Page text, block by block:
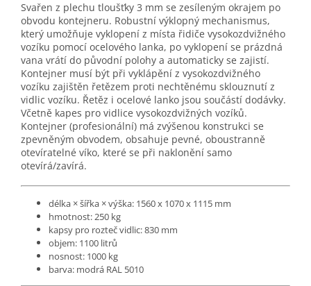
Svařen z plechu tloušťky 3 mm se zesíleným okrajem po
obvodu kontejneru. Robustní výklopný mechanismus,
který umožňuje vyklopení z místa řidiče vysokozdvižného
vozíku pomocí ocelového lanka, po vyklopení se prázdná
vana vrátí do původní polohy a automaticky se zajistí.
Kontejner musí být při vyklápění z vysokozdvižného
vozíku zajištěn řetězem proti nechtěnému sklouznutí z
vidlic vozíku. Řetěz i ocelové lanko jsou součástí dodávky.
Včetně kapes pro vidlice vysokozdvižných vozíků.
Kontejner (profesionální) má zvýšenou konstrukci se
zpevněným obvodem, obsahuje pevné, oboustranně
otevíratelné víko, které se při naklonění samo
otevírá/zavírá.
délka × šířka × výška: 1560 x 1070 x 1115 mm
hmotnost: 250 kg
kapsy pro rozteč vidlic: 830 mm
objem: 1100 litrů
nosnost: 1000 kg
barva: modrá RAL 5010